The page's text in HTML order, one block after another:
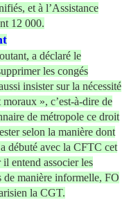
et à l’Assistance
12 000.
a déclaré le
les congés
insister sur la nécessité
», c’est-à-dire de
de métropole ce droit
selon la manière dont
débuté avec la CFTC cet
entend associer les
de manière informelle, FO
la CGT.